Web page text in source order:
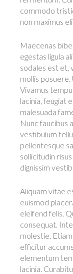
commodo
non maximus
Maecenas
egestas ligula
sodales est et,
mollis
Vivamus
lacinia, feugiat
malesuada
Nunc faucibus
vestibulum
pellentesque
sollicitudin
dignissim
Aliquam vitae
euismod
eleifend felis.
consequat.
molestie.
efficitur
elementum
lacinia.